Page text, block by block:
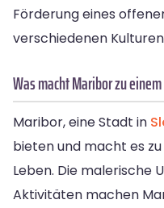
Förderung eines
verschiedenen
Was macht Maribor zu
Maribor, eine Stadt in
bieten und macht es
Leben. Die malerische
Aktivitäten machen